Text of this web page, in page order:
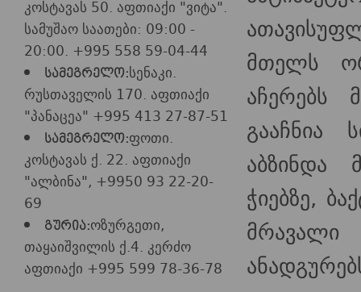
კოსტავას 50. აფთიაქი "ვიტა".
სამუშაო საათები: 09:00 -
20:00. +995 558 59-04-44
სამეგრელო:სენაკი.
რუსთაველის 170. აფთიაქი
"პანაცეა" +995 413 27-87-51
სამეგრელო:ფოთი.
კოსტავას ქ. 22. აფთიაქი
"ალბინა", +9950 93 22-20-
69
გურია:ოზურგეთი,
თაყაიშვილის ქ.4. კერძო
აფთიაქი +995 599 78-36-78
მთელს
აჩერებს
გააჩნია
აბზინდა
ჭიებზე,
მრავალი